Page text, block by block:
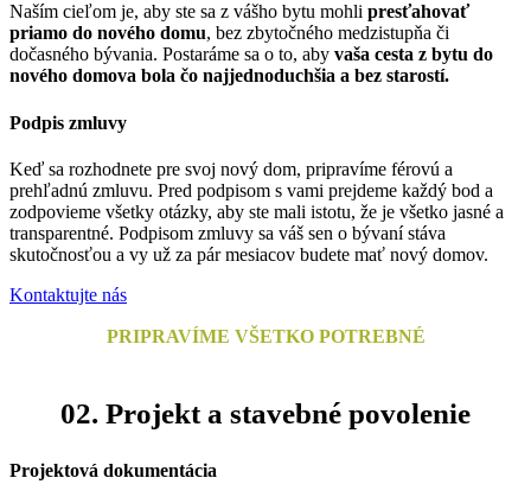
Naším cieľom je, aby ste sa z vášho bytu mohli presťahovať
priamo do nového domu, bez zbytočného medzistupňa či
dočasného bývania. Postaráme sa o to, aby vaša cesta z bytu do
nového domova bola čo najjednoduchšia a bez starostí.
Podpis zmluvy
Keď sa rozhodnete pre svoj nový dom, pripravíme férovú a
prehľadnú zmluvu. Pred podpisom s vami prejdeme každý bod a
zodpovieme všetky otázky, aby ste mali istotu, že je všetko jasné a
transparentné. Podpisom zmluvy sa váš sen o bývaní stáva
skutočnosťou a vy už za pár mesiacov budete mať nový domov.
Kontaktujte nás
PRIPRAVÍME VŠETKO POTREBNÉ
02. Projekt a stavebné povolenie
Projektová dokumentácia